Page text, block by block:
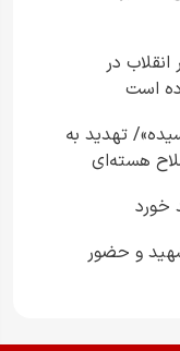
در
است​
تهدید به
هسته‌ای
خورد
و حضور